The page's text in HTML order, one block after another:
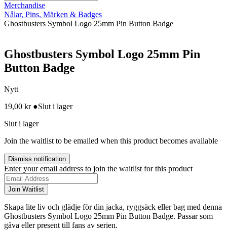
Merchandise
Nålar, Pins, Märken & Badges
Ghostbusters Symbol Logo 25mm Pin Button Badge
Ghostbusters Symbol Logo 25mm Pin
Button Badge
Nytt
19,00 kr ●Slut i lager
Slut i lager
Join the waitlist to be emailed when this product becomes available
Dismiss notification
Enter your email address to join the waitlist for this product
Join Waitlist
Skapa lite liv och glädje för din jacka, ryggsäck eller bag med denna
Ghostbusters Symbol Logo 25mm Pin Button Badge. Passar som
gåva eller present till fans av serien.